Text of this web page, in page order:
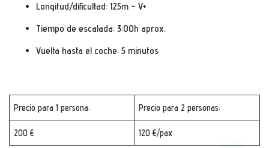
Longitud/dificultad: 125m – V+
Tiempo de escalada: 3:00h aprox.
Vuelta hasta el coche: 5 minutos
Precio para 1 persona: Precio para 2 personas:
200 € 120 €/pax